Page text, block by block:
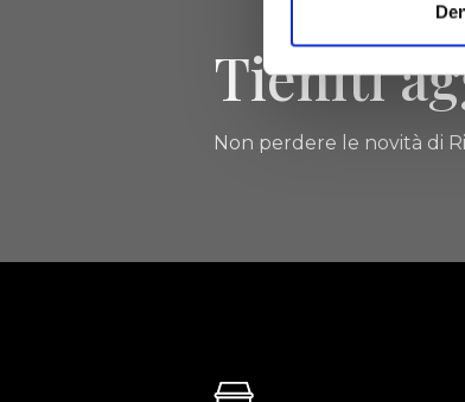
Tieniti
Non perdere le novità di